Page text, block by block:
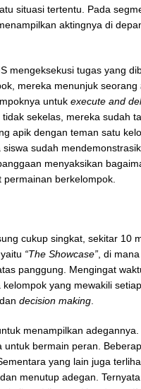
situasi tertentu. Pada
aktingnya di
mengeksekusi tugas yang
mereka menunjuk seorang
untukexecute and
sekelas, mereka sudah
apik dengan teman satu
sudah
menyaksikan
berkelompok.
cukup singkat, sekitar 10
“The Showcase” , di
panggung. Mengingat
yang mewakili
dandecision making
menampilkan adegannya.
bermain peran.
yang lain juga
menutup adegan.